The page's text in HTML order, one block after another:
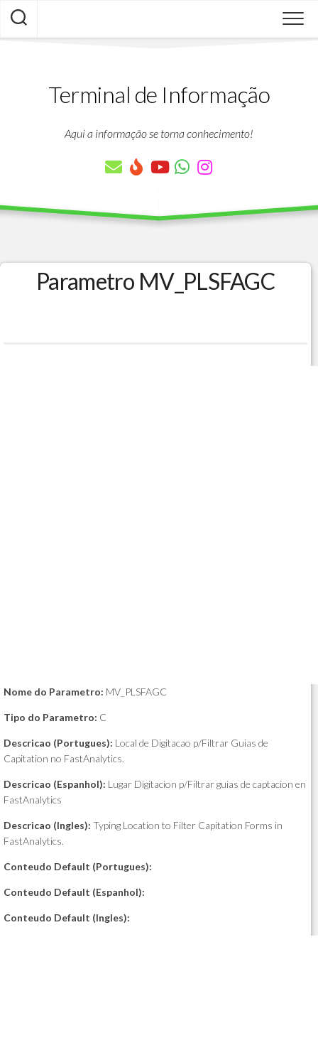
Skip
content
Terminal de Informação
Aqui a informação se torna conhecimento!
Parametro MV_PLSFAGC
Nome do Parametro: MV_PLSFAGC
Tipo do Parametro: C
Descricao (Portugues): Local de Digitacao p/Filtrar Guias de
Capitation no FastAnalytics.
Descricao (Espanhol): Lugar Digitacion p/Filtrar guias de captacion en
FastAnalytics
Descricao (Ingles): Typing Location to Filter Capitation Forms in
FastAnalytics.
Conteudo Default (Portugues):
Conteudo Default (Espanhol):
Conteudo Default (Ingles):